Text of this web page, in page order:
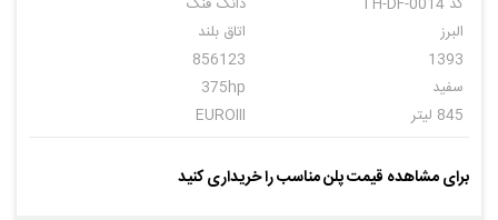
البرز
اتاق بلند
1393
856123
سفید
375hp
845 لیتر
EUROIII
برای مشاهده قیمت پلن مناسب را خریداری کنید